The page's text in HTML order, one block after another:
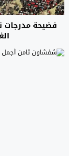
فضيحة مدرجات